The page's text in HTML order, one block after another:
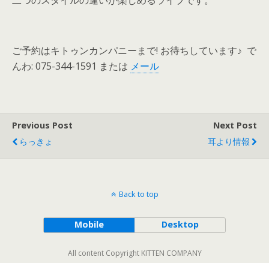
ご予約はキトゥンカンパニーまで! お待ちしています♪ で
んわ: 075-344-1591 または メール
Previous Post
らっきょ
Next Post
耳より情報
Back to top
Mobile Desktop
All content Copyright KITTEN COMPANY